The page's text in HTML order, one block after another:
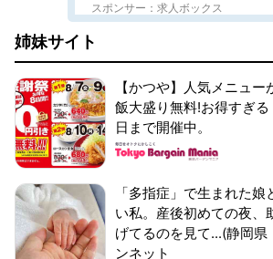
スポンサー：求人ボックス
姉妹サイト
【かつや】人気メニュ
飯大盛り無料!お得すぎ
日まで開催中。
「多指症」で生まれた
い私。産後初めての夜、
げてるのを見て...(静岡
ンネット